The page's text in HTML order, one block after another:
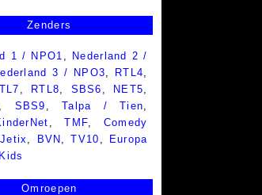
Zenders
1 / NPO1
Nederland 2 /
3 / NPO3 RTL4
RTL8 SBS6 NET5
SBS9 ,Talpa / Tien
,TMF
Comedy
Jetix BVN ,TV10
Europa
Omroepen